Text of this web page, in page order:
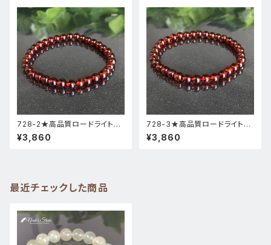
728-2★高品質ロードライトガ
ーネット★天然石ブレスレットパ
ワーストーン新品
¥3,860
728-3★高品質ロードライトガ
ーネット★天然石ブレスレットパ
ワーストーン新品
¥3,860
最近チェックした商品